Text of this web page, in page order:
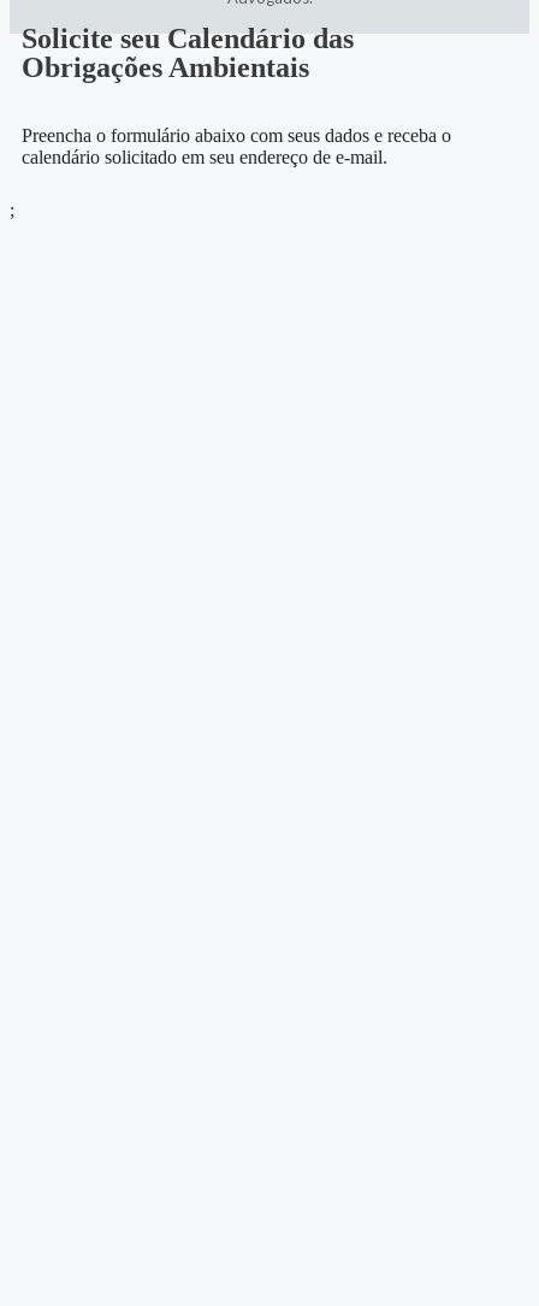
Solicite seu Calendário das
Obrigações Ambientais
Preencha o formulário abaixo com seus dados e receba o
calendário solicitado em seu endereço de e-mail.
;